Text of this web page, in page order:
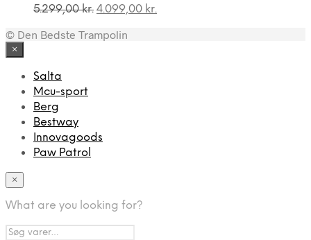
5.299,00kr. Den
pris
4.099,00 kr.
© Den Bedste Trampolin
×
Salta
Mcu-sport
Berg
Bestway
Innovagoods
Paw Patrol
×
What are you looking for?